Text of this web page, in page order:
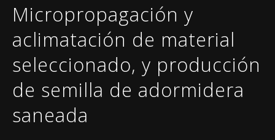
FORMACIÓN/SEMINARIOS
EMPLEO
COMUNICACIÓN
CONTACTO
Micropropagación y
aclimatación de material
seleccionado, y producción
de semilla de adormidera
saneada